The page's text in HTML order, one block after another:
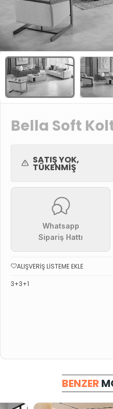
Bella Soft
SATIŞ YOK,
TÜKENMIŞ
Whatsapp
Sipariş Hattı
ALIŞVERIŞ LISTEME EKLE
3+3+1
BENZER